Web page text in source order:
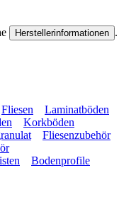
Herstellerinformationen .
Fliesen
Laminatböden
Korkböden
Fliesenzubehör
Bodenprofile